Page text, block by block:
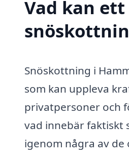
Vad kan
Snöskottning i
som kan uppleva
privatpersoner och
vad innebär faktiskt
igenom några av